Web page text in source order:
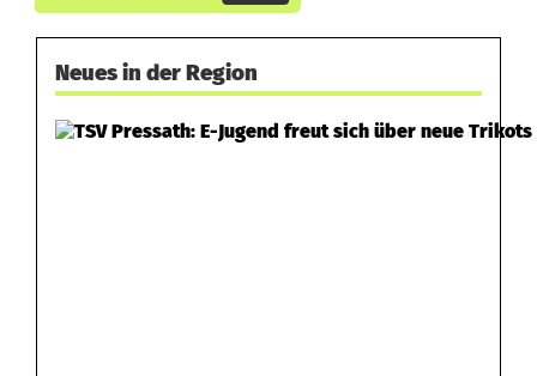
Neues in der Region